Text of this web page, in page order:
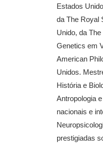
Estados
da The Royal
Unido, da
Genetics em
American
Unidos.
História e
Antropologia
nacionais e
prestigiadas